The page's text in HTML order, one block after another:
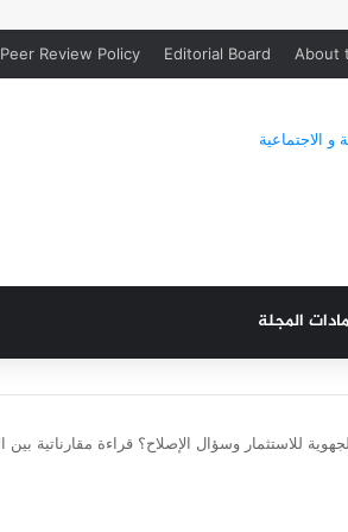
About
Editorial Board
Peer Review Policy
المجلة